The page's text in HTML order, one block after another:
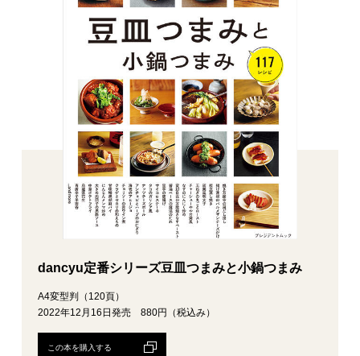
dancyu定番シリーズ豆皿つまみと小鍋つまみ
A4変型判（120頁）
2022年12月16日発売 880円（税込み）
この本を購入する